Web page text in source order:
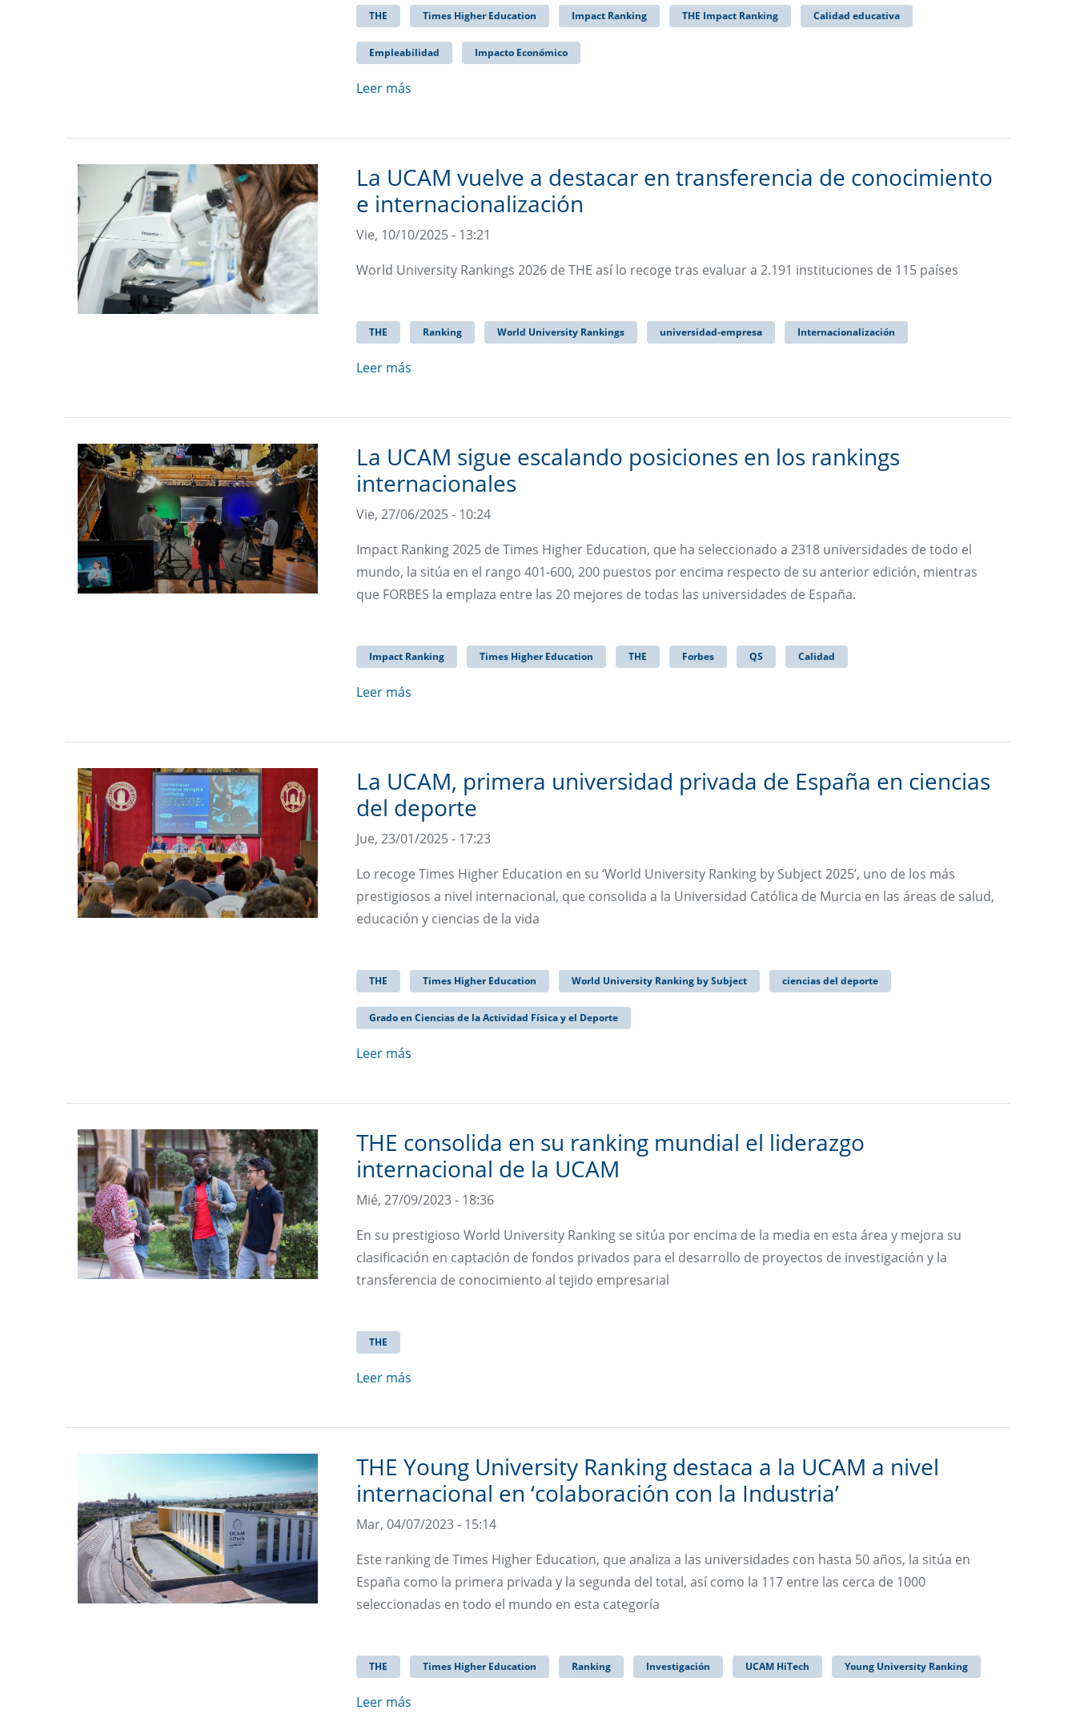
THE Times Higher Education Impact Ranking THE Impact Ranking Calidad educativa
Empleabilidad Impacto Económico
Leer más
La UCAM vuelve a destacar en transferencia de conocimiento
e internacionalización
Vie, 10/10/2025 - 13:21
World University Rankings 2026 de THE así lo recoge tras evaluar a 2.191 instituciones de 115 países
THE Ranking World University Rankings universidad-empresa Internacionalización
Leer más
La UCAM sigue escalando posiciones en los rankings
internacionales
Vie, 27/06/2025 - 10:24
Impact Ranking 2025 de Times Higher Education, que ha seleccionado a 2318 universidades de todo el
mundo, la sitúa en el rango 401-600, 200 puestos por encima respecto de su anterior edición, mientras
que FORBES la emplaza entre las 20 mejores de todas las universidades de España.
Impact Ranking Times Higher Education THE Forbes QS Calidad
Leer más
La UCAM, primera universidad privada de España en ciencias
del deporte
Jue, 23/01/2025 - 17:23
Lo recoge Times Higher Education en su ‘World University Ranking by Subject 2025’, uno de los más
prestigiosos a nivel internacional, que consolida a la Universidad Católica de Murcia en las áreas de salud,
educación y ciencias de la vida
THE Times Higher Education World University Ranking by Subject ciencias del deporte
Grado en Ciencias de la Actividad Física y el Deporte
Leer más
THE consolida en su ranking mundial el liderazgo
internacional de la UCAM
Mié, 27/09/2023 - 18:36
En su prestigioso World University Ranking se sitúa por encima de la media en esta área y mejora su
clasificación en captación de fondos privados para el desarrollo de proyectos de investigación y la
transferencia de conocimiento al tejido empresarial
THE
Leer más
THE Young University Ranking destaca a la UCAM a nivel
internacional en ‘colaboración con la Industria’
Mar, 04/07/2023 - 15:14
Este ranking de Times Higher Education, que analiza a las universidades con hasta 50 años, la sitúa en
España como la primera privada y la segunda del total, así como la 117 entre las cerca de 1000
seleccionadas en todo el mundo en esta categoría
THE Times Higher Education Ranking Investigación UCAM HiTech Young University Ranking
Leer más